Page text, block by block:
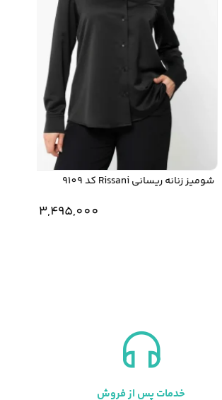
شومیز زنانه ریسانی Rissani کد 9109
3,495,000تومان
خدمات پس از فروش